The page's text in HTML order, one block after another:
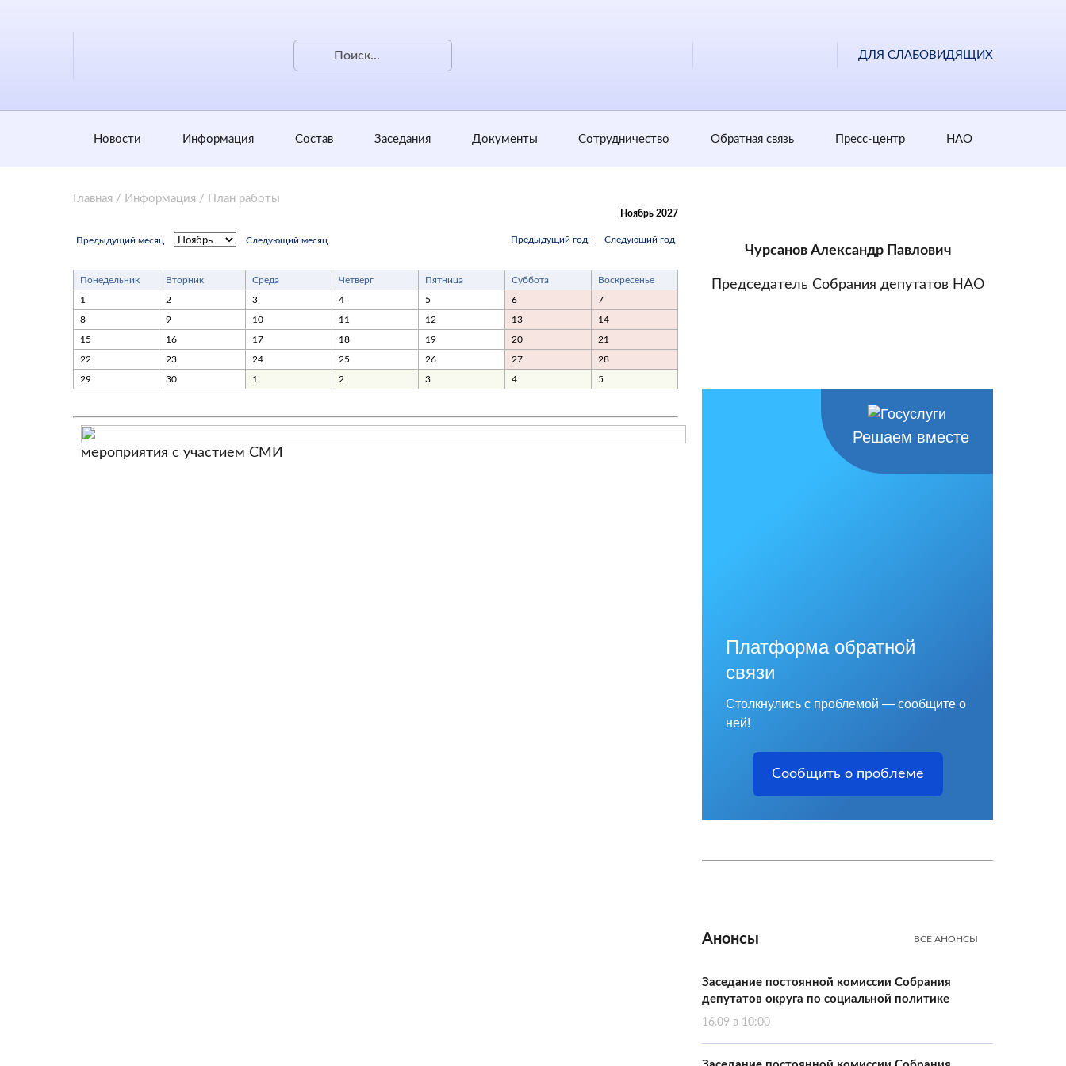
ДЛЯ СЛАБОВИДЯЩИХ
Новости Информация Состав Заседания Документы Сотрудничество Обратная cвязь Пресс-центр НАО
Главная / Информация / План работы
Ноябрь 2027
Предыдущий месяц Следующий месяц Предыдущий год Следующий год
Понедельник Вторник Среда Четверг Пятница Суббота Воскресенье
1 2 3 4 5 6 7
8 9 10 11 12 13 14
15 16 17 18 19 20 21
22 23 24 25 26 27 28
29 30 1 2 3 4 5
мероприятия с участием СМИ
Чурсанов Александр Павлович
Председатель Собрания депутатов НАО
Решаем вместе
Платформа обратной
связи
Столкнулись с проблемой — сообщите о
ней!
Сообщить о проблеме
Анонсы ВСЕ АНОНСЫ
Заседание постоянной комиссии Собрания
депутатов округа по социальной политике
16.09 в 10:00